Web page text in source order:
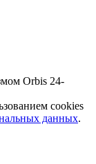
Orbis 24-
cookies
данных.